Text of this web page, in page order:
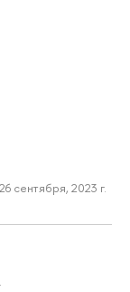
26 сентября, 2023 г.